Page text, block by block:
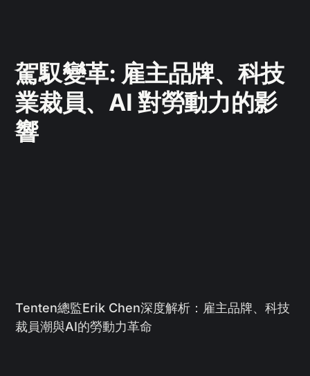
駕馭變革: 雇主品牌、科技
業裁員、AI 對勞動力的影
響
Tenten總監Erik Chen深度解析：雇主品牌、科技
裁員潮與AI的勞動力革命